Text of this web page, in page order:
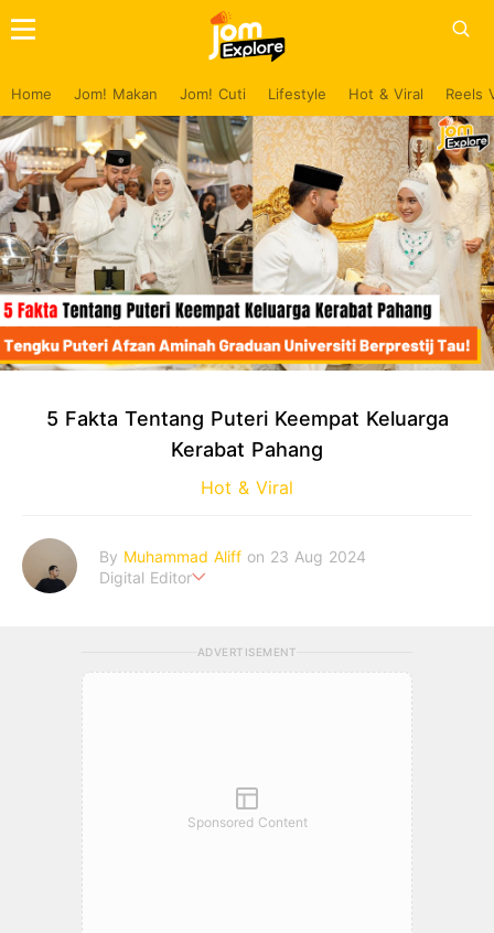
Home Jom! Makan Jom! Cuti Lifestyle Hot & Viral Reels
5 Fakta Tentang Puteri Keempat Keluarga
Kerabat Pahang
Hot & Viral
By Muhammad Aliff on 23 Aug 2024
Digital Editor
ADVERTISEMENT
Sponsored Content